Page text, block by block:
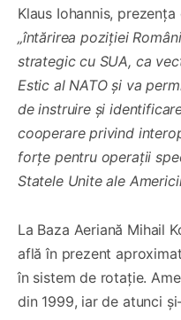
Klaus Iohannis,
„întărirea poziției
strategic cu SUA, ca
Estic al NATO și va
de instruire și
cooperare privind
forțe pentru operații
Statele Unite ale
La Baza Aeriană Mihail
află în prezent
în sistem de rotație.
din 1999, iar de atunci